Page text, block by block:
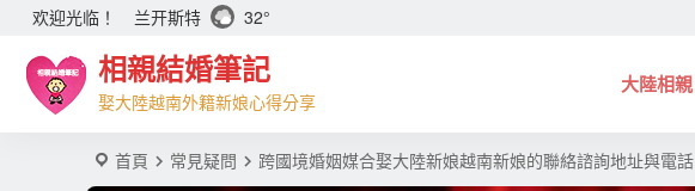
欢迎光临！ 兰开斯特 32°
相親結婚筆記
娶大陸越南外籍新娘心得分享
大陸相親
首頁 常見疑問 跨國境婚姻媒合娶大陸新娘越南新娘的聯絡諮詢地址與電話